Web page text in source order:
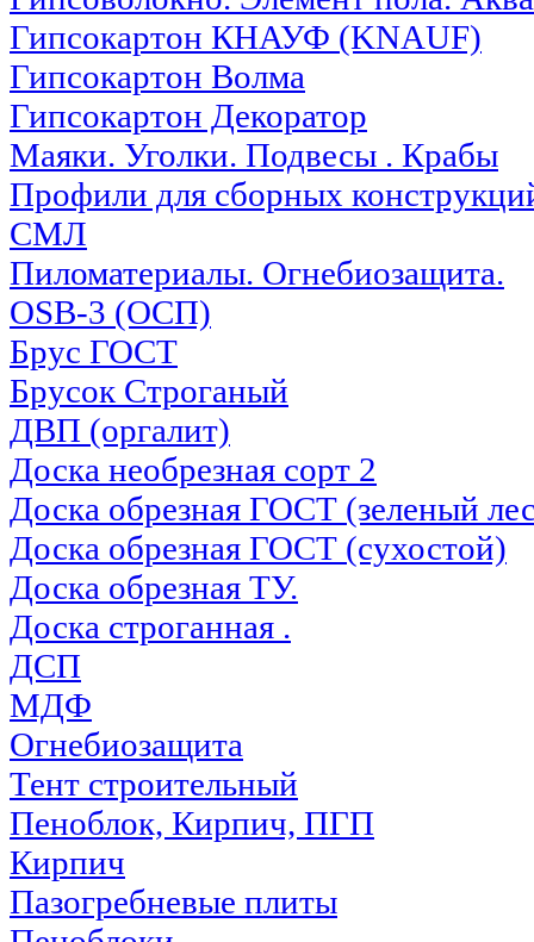
Гипсокартон КНАУФ (KNAUF)
Гипсокартон Волма
Гипсокартон Декоратор
Маяки. Уголки. Подвесы . Крабы
Профили для сборных
СМЛ
Пиломатериалы. Огнебиозащита.
OSB-3 (ОСП)
Брус ГОСТ
Брусок Строганый
ДВП (оргалит)
Доска необрезная сорт 2
Доска обрезная ГОСТ (зеленый
Доска обрезная ГОСТ (сухостой)
Доска обрезная ТУ.
Доска строганная .
ДСП
МДФ
Огнебиозащита
Тент строительный
Пеноблок, Кирпич, ПГП
Кирпич
Пазогребневые плиты